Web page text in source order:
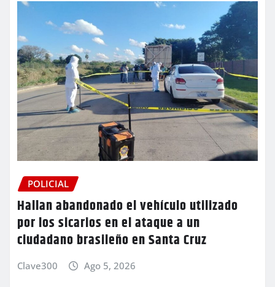
POLICIAL
Hallan abandonado el vehículo utilizado
por los sicarios en el ataque a un
ciudadano brasileño en Santa Cruz
Clave300 Ago 5, 2026